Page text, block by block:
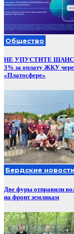
Общество
НЕ УПУСТИТЕ ШАНС
3% за оплату ЖКУ
«Платосфере»
Бердские новости
Две фуры отправили
на фронт землякам